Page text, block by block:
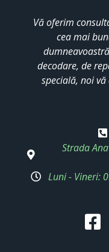
Vă oferim
cea mai
decodare, de
specială, noi
Strada
Luni - Vineri: